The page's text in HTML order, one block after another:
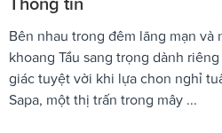
Thông tin
Bên nhau trong đêm lãng mạn và
khoang Tầu sang trọng dành
giác tuyệt vời khi lựa chon nghỉ
Sapa, một thị trấn trong mây ...